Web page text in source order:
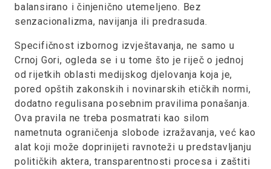
balansirano i činjenično utemeljeno. Bez
senzacionalizma, navijanja ili predrasuda.
Specifičnost izbornog izvještavanja, ne samo u
Crnoj Gori, ogleda se i u tome što je riječ o jednoj
od rijetkih oblasti medijskog djelovanja koja je,
pored opštih zakonskih i novinarskih etičkih normi,
dodatno regulisana posebnim pravilima ponašanja.
Ova pravila ne treba posmatrati kao silom
nametnuta ograničenja slobode izražavanja, već kao
alat koji može doprinijeti ravnoteži u predstavljanju
političkih aktera, transparentnosti procesa i zaštiti